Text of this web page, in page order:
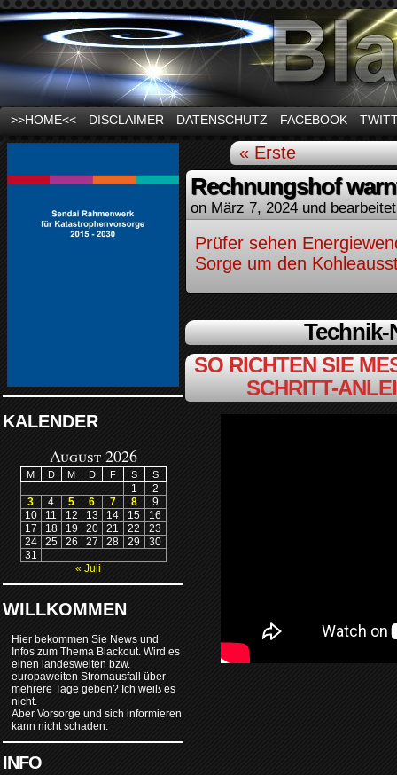
News und Infos zum Thema Stromausfall
>>HOME<< DISCLAIMER DATENSCHUTZ FACEBOOK
KALENDER
August 2026
M D M D F S S
1
2
3
4 5 6 7 8
9
10
11 12 13 14 15
16
17
18 19 20 21 22
23
24
25 26 27 28 29
30
31
« Juli
WILLKOMMEN
Hier bekommen Sie News und
Infos zum Thema Blackout. Wird es
einen landesweiten bzw.
europaweiten Stromausfall über
mehrere Tage geben? Ich weiß es
nicht.
Aber Vorsorge und sich informieren
kann nicht schaden.
INFO
« Erste
Rechnungshof
on März 7, 2024 und
Prüfer sehen
Sorge um den
SO RICHTEN SIE
SCHRITT-